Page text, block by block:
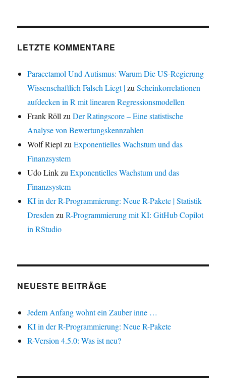
LETZTE KOMMENTARE
Paracetamol Und Autismus: Warum Die US-Regierung
Wissenschaftlich Falsch Liegt |zuScheinkorrelationen
aufdecken in R mit linearen Regressionsmodellen
Frank Röll zuDer Ratingscore – Eine statistische
Analyse von Bewertungskennzahlen
Wolf Riepl zuExponentielles Wachstum und das
Finanzsystem
Udo LinkzuExponentielles Wachstum und das
Finanzsystem
KI in der R-Programmierung: Neue R-Pakete | Statistik
Dresden zuR-Programmierung mit KI: GitHub Copilot
in RStudio
NEUESTE BEITRÄGE
Jedem Anfang wohnt ein Zauber inne …
KI in der R-Programmierung: Neue R-Pakete
R-Version 4.5.0: Was ist neu?